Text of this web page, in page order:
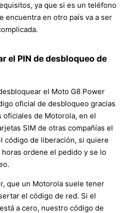
ya que si es un teléfono
encuentra en otro país va a ser
el PIN de desbloqueo de
el Moto G8 Power
oficial de desbloqueo gracias
de Motorola, en el
SIM de otras compañías el
código de liberación, si quiere
ordene el pedido y se lo
que un Motorola suele tener
el código de red. Si el
a cero, nuestro código de